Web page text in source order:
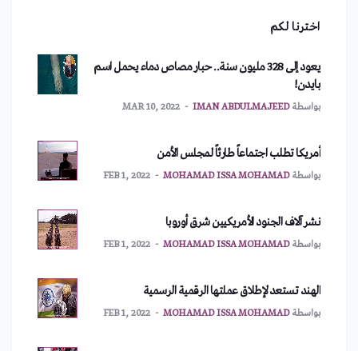
اخترنا لكم
يعود إلى 328 مليون سنة.. حبار مصاص دماء يحمل اسم
بايدن!
بواسطةIMAN ABDULMAJEED
MAR 10, 2022
أمريكا تطلب اجتماعاً طارئاً لمجلس الأمن
بواسطةMOHAMAD ISSA MOHAMAD
FEB 1, 2022
نشر آلاف الجنود الأمريكيين شرق أوروبا
بواسطةMOHAMAD ISSA MOHAMAD
FEB 1, 2022
الهند تستعد لإطلاق عملتها الرقمية الرسمية
بواسطةMOHAMAD ISSA MOHAMAD
FEB 1, 2022